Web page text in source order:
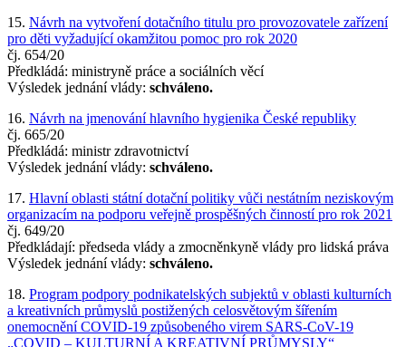
15. Návrh na vytvoření dotačního titulu pro provozovatele zařízení
pro děti vyžadující okamžitou pomoc pro rok 2020
čj. 654/20
Předkládá: ministryně práce a sociálních věcí
Výsledek jednání vlády: schváleno.
16. Návrh na jmenování hlavního hygienika České republiky
čj. 665/20
Předkládá: ministr zdravotnictví
Výsledek jednání vlády: schváleno.
17. Hlavní oblasti státní dotační politiky vůči nestátním neziskovým
organizacím na podporu veřejně prospěšných činností pro rok 2021
čj. 649/20
Předkládají: předseda vlády a zmocněnkyně vlády pro lidská práva
Výsledek jednání vlády: schváleno.
18. Program podpory podnikatelských subjektů v oblasti kulturních
a kreativních průmyslů postižených celosvětovým šířením
onemocnění COVID-19 způsobeného virem SARS-CoV-19
„COVID – KULTURNÍ A KREATIVNÍ PRŮMYSLY“